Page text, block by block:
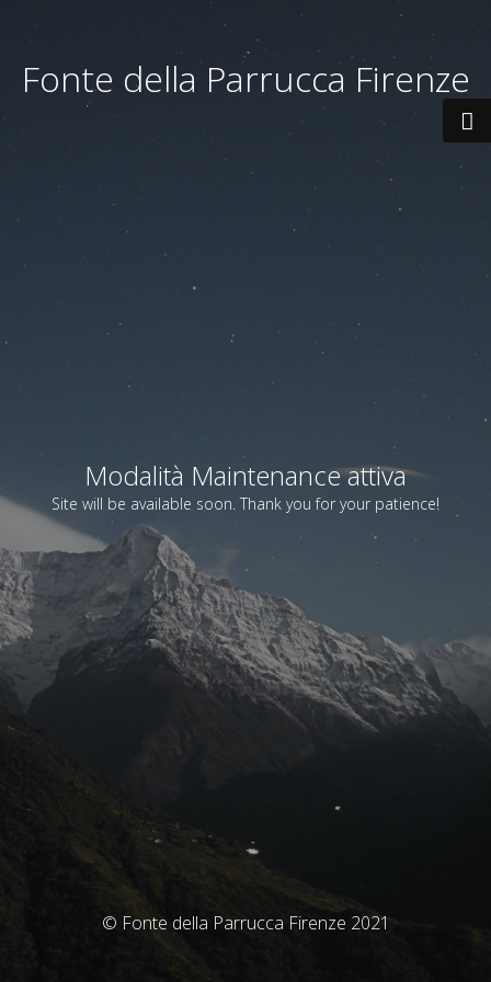
Fonte della Parrucca Firenze
Modalità Maintenance attiva
Site will be available soon. Thank you for your patience!
© Fonte della Parrucca Firenze 2021